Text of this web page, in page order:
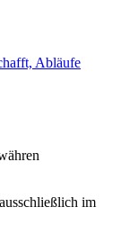
Abläufe
im